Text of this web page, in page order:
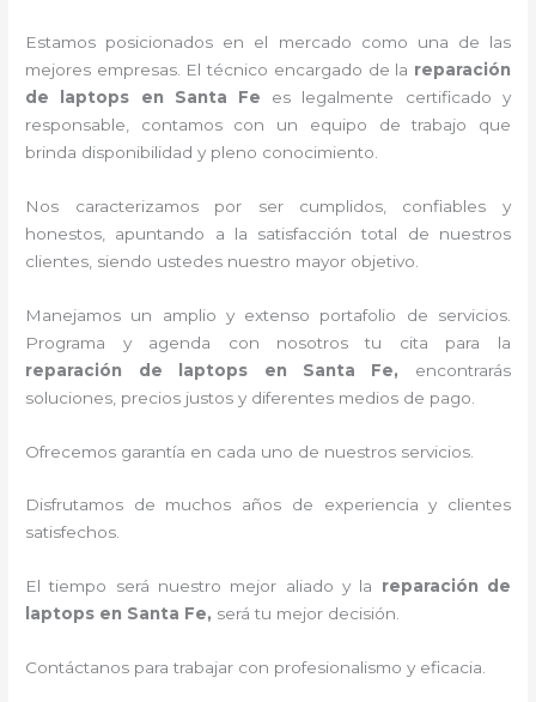
Estamos posicionados en el mercado como una de las
mejores empresas. El técnico encargado de la reparación
de laptops en Santa Fe es legalmente certificado y
responsable, contamos con un equipo de trabajo que
brinda disponibilidad y pleno conocimiento.
Nos caracterizamos por ser cumplidos, confiables y
honestos, apuntando a la satisfacción total de nuestros
clientes, siendo ustedes nuestro mayor objetivo.
Manejamos un amplio y extenso portafolio de servicios.
Programa y agenda con nosotros tu cita para la
reparación de laptops en Santa Fe, encontrarás
soluciones, precios justos y diferentes medios de pago.
Ofrecemos garantía en cada uno de nuestros servicios.
Disfrutamos de muchos años de experiencia y clientes
satisfechos.
El tiempo será nuestro mejor aliado y la reparación de
laptops en Santa Fe, será tu mejor decisión.
Contáctanos para trabajar con profesionalismo y eficacia.